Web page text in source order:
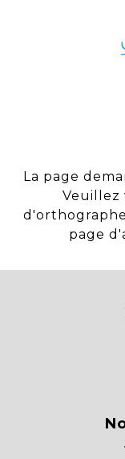
La page
Veuillez
page